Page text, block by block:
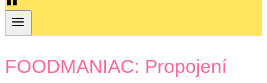
FOODMANIAC: Propojení